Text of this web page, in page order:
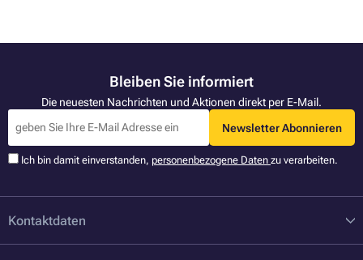
Bleiben Sie informiert
Die neuesten Nachrichten und Aktionen direkt per E-Mail.
Newsletter Abonnieren
Ich bin damit einverstanden, personenbezogene Daten zu verarbeiten.
Kontaktdaten